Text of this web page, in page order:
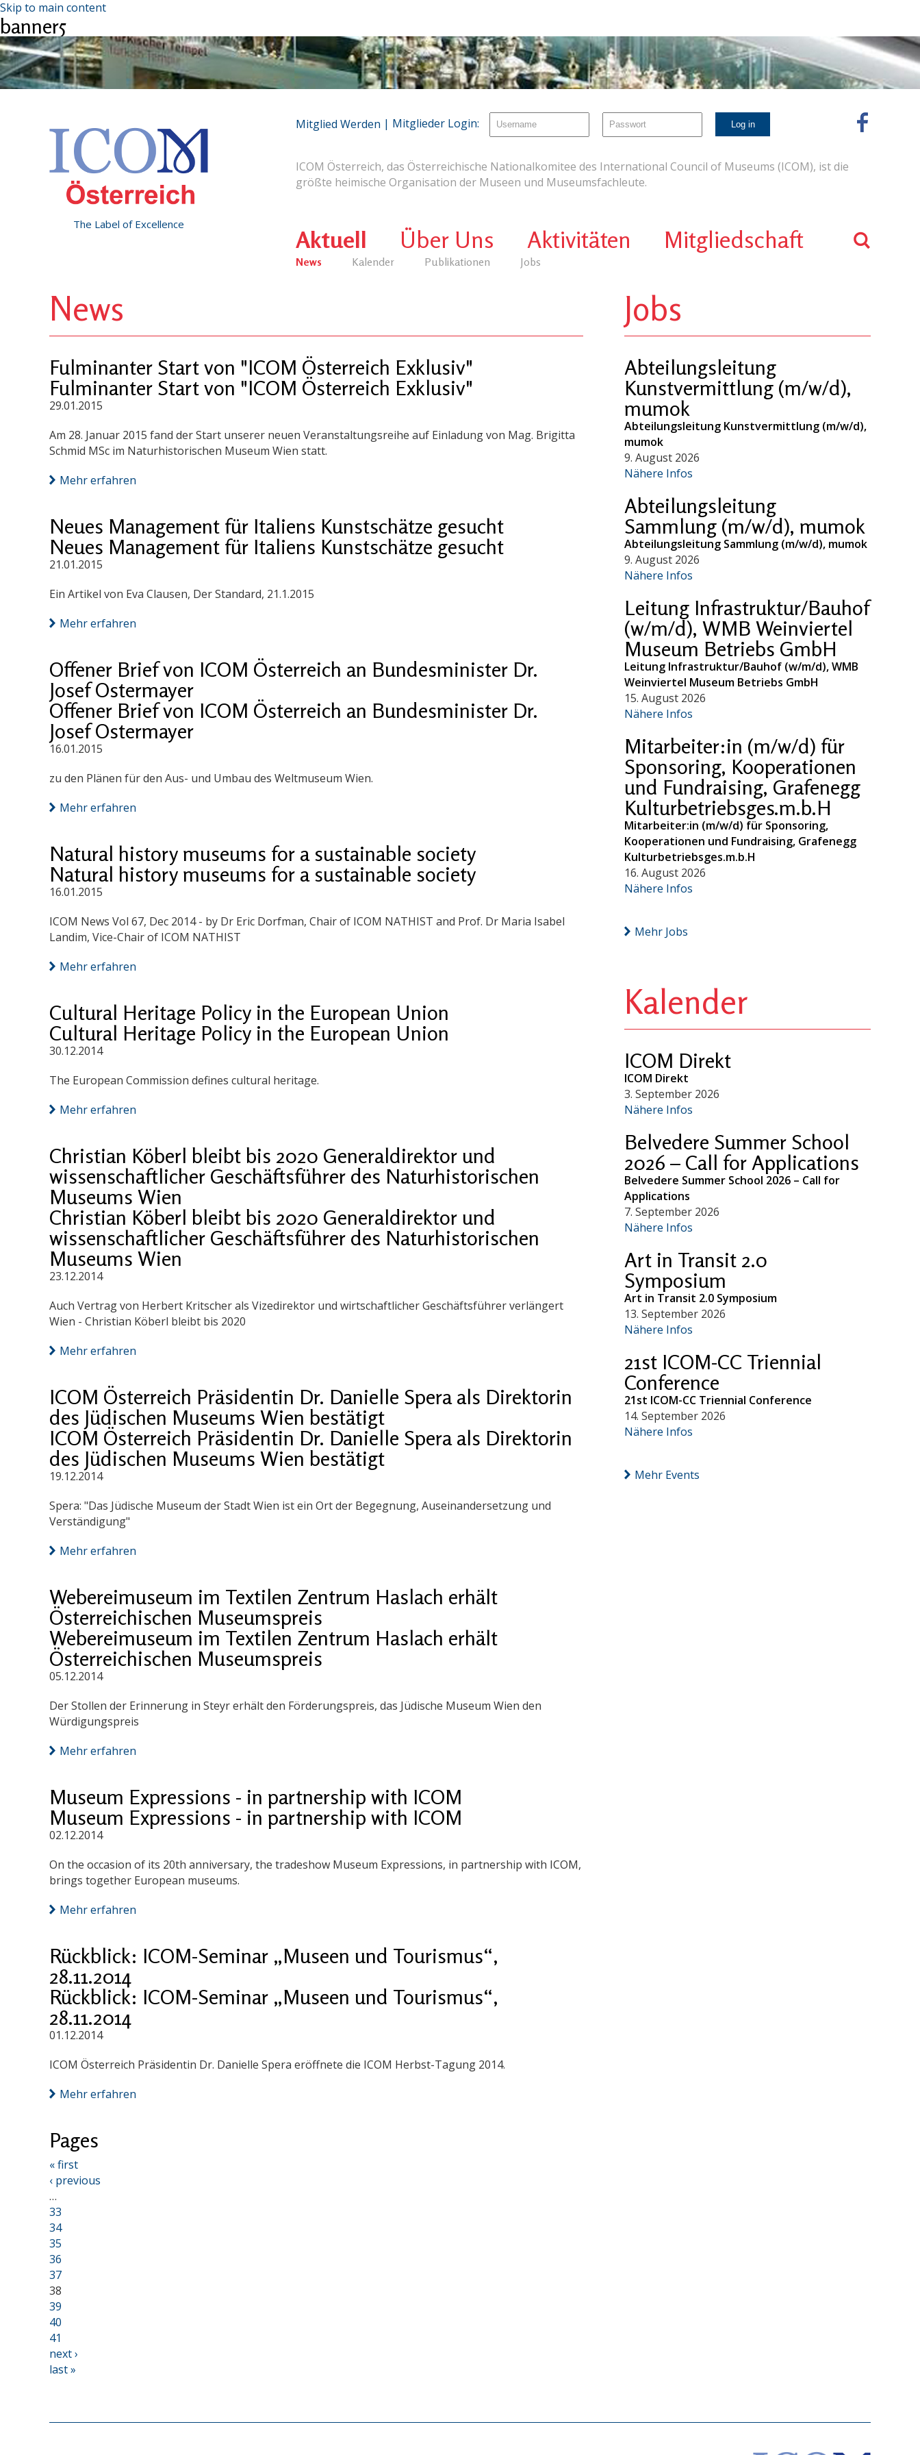
Skip to main content
banner5
The Label of Excellence
ICOM Österreich, das Österreichische Nationalkomitee des International Council of Museums (ICOM), ist die
größte heimische Organisation der Museen und Museumsfachleute.
Aktuell
News Kalender Publikationen Jobs
Über Uns Aktivitäten Mitgliedschaft
Mitglied Werden | Mitglieder Login:
News
Fulminanter Start von "ICOM Österreich Exklusiv"
Fulminanter Start von "ICOM Österreich Exklusiv"
29.01.2015
Am 28. Januar 2015 fand der Start unserer neuen Veranstaltungsreihe auf Einladung von Mag. Brigitta
Schmid MSc im Naturhistorischen Museum Wien statt.
Mehr erfahren
Neues Management für Italiens Kunstschätze gesucht
Neues Management für Italiens Kunstschätze gesucht
21.01.2015
Ein Artikel von Eva Clausen, Der Standard, 21.1.2015
Mehr erfahren
Offener Brief von ICOM Österreich an Bundesminister Dr.
Josef Ostermayer
Offener Brief von ICOM Österreich an Bundesminister Dr.
Josef Ostermayer
16.01.2015
zu den Plänen für den Aus- und Umbau des Weltmuseum Wien.
Mehr erfahren
Natural history museums for a sustainable society
Natural history museums for a sustainable society
16.01.2015
ICOM News Vol 67, Dec 2014 - by Dr Eric Dorfman, Chair of ICOM NATHIST and Prof. Dr Maria Isabel
Landim, Vice-Chair of ICOM NATHIST
Mehr erfahren
Cultural Heritage Policy in the European Union
Cultural Heritage Policy in the European Union
30.12.2014
The European Commission defines cultural heritage.
Mehr erfahren
Christian Köberl bleibt bis 2020 Generaldirektor und
wissenschaftlicher Geschäftsführer des Naturhistorischen
Museums Wien
Christian Köberl bleibt bis 2020 Generaldirektor und
wissenschaftlicher Geschäftsführer des Naturhistorischen
Museums Wien
23.12.2014
Auch Vertrag von Herbert Kritscher als Vizedirektor und wirtschaftlicher Geschäftsführer verlängert
Wien - Christian Köberl bleibt bis 2020
Mehr erfahren
ICOM Österreich Präsidentin Dr. Danielle Spera als Direktorin
des Jüdischen Museums Wien bestätigt
ICOM Österreich Präsidentin Dr. Danielle Spera als Direktorin
des Jüdischen Museums Wien bestätigt
19.12.2014
Spera: "Das Jüdische Museum der Stadt Wien ist ein Ort der Begegnung, Auseinandersetzung und
Verständigung"
Mehr erfahren
Webereimuseum im Textilen Zentrum Haslach erhält
Österreichischen Museumspreis
Webereimuseum im Textilen Zentrum Haslach erhält
Österreichischen Museumspreis
05.12.2014
Der Stollen der Erinnerung in Steyr erhält den Förderungspreis, das Jüdische Museum Wien den
Würdigungspreis
Mehr erfahren
Museum Expressions - in partnership with ICOM
Museum Expressions - in partnership with ICOM
02.12.2014
On the occasion of its 20th anniversary, the tradeshow Museum Expressions, in partnership with ICOM,
brings together European museums.
Mehr erfahren
Rückblick: ICOM-Seminar „Museen und Tourismus“,
28.11.2014
Rückblick: ICOM-Seminar „Museen und Tourismus“,
28.11.2014
01.12.2014
ICOM Österreich Präsidentin Dr. Danielle Spera eröffnete die ICOM Herbst-Tagung 2014.
Mehr erfahren
Pages
« first
‹ previous
…
33
34
35
36
37
38
39
40
41
next ›
last »
Jobs
Abteilungsleitung
Kunstvermittlung (m/w/d),
mumok
Abteilungsleitung Kunstvermittlung (m/w/d),
mumok
9. August 2026
Nähere Infos
Abteilungsleitung
Sammlung (m/w/d), mumok
Abteilungsleitung Sammlung (m/w/d), mumok
9. August 2026
Nähere Infos
Leitung Infrastruktur/Bauhof
(w/m/d), WMB Weinviertel
Museum Betriebs GmbH
Leitung Infrastruktur/Bauhof (w/m/d), WMB
Weinviertel Museum Betriebs GmbH
15. August 2026
Nähere Infos
Mitarbeiter:in (m/w/d) für
Sponsoring, Kooperationen
und Fundraising, Grafenegg
Kulturbetriebsges.m.b.H
Mitarbeiter:in (m/w/d) für Sponsoring,
Kooperationen und Fundraising, Grafenegg
Kulturbetriebsges.m.b.H
16. August 2026
Nähere Infos
Mehr Jobs
Kalender
ICOM Direkt
ICOM Direkt
3. September 2026
Nähere Infos
Belvedere Summer School
2026 – Call for Applications
Belvedere Summer School 2026 – Call for
Applications
7. September 2026
Nähere Infos
Art in Transit 2.0
Symposium
Art in Transit 2.0 Symposium
13. September 2026
Nähere Infos
21st ICOM-CC Triennial
Conference
21st ICOM-CC Triennial Conference
14. September 2026
Nähere Infos
Mehr Events